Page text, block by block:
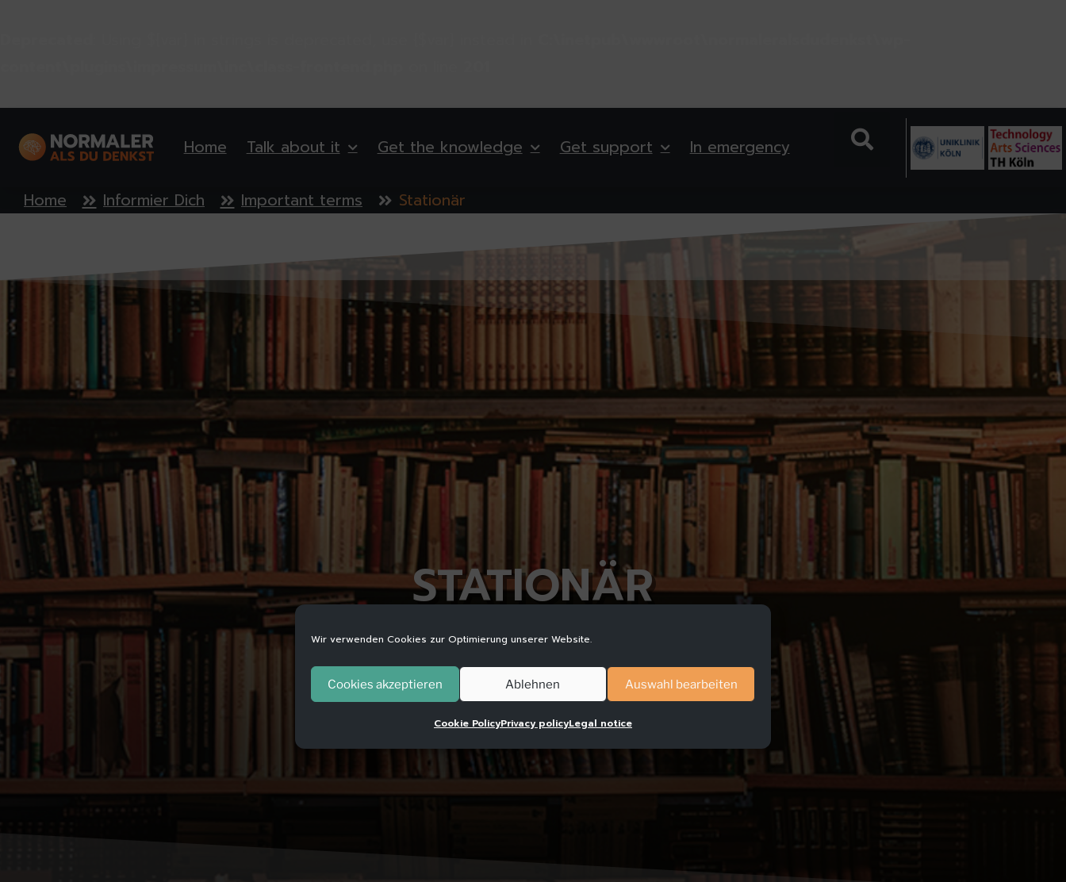
Wir verwenden Cookies zur Optimierung unserer Website.
Cookies akzeptieren Ablehnen Auswahl bearbeiten
Cookie PolicyPrivacy policyLegal notice
Home Talk about it Get the knowledge Get support In emergency
Home Informier Dich Important terms Stationär
STATIONÄR